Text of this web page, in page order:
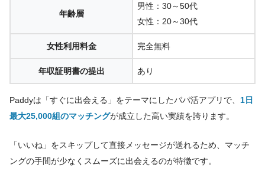
年齢層
男性：30～50代
女性：20～30代
女性利用料金 完全無料
年収証明書の提出 あり
Paddyは「すぐに出会える」をテーマにしたパパ活アプリで、 1日
最大25,000組のマッチングが成立した高い実績を誇ります。
「いいね」をスキップして直接メッセージが送れるため、マッチ
ングの手間が少なくスムーズに出会えるのが特徴です。